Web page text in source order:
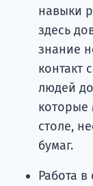
навыки
здесь
знание
контакт
людей
которые
столе,
бумаг.
Работа